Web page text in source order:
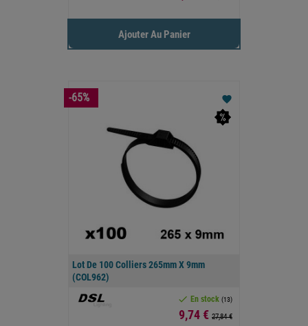
Ajouter Au Panier
Lot De 100 Colliers 265mm X 9mm
(COL962)
 En stock (13)
Prix
9,74 € 27,84 €
favorite
-65%